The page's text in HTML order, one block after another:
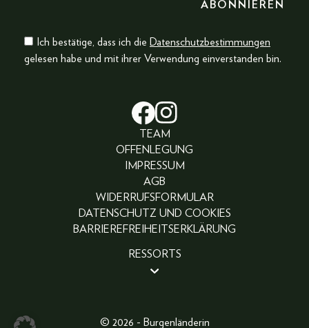
Ich bestätige, dass ich die Datenschutzbestimmungen
gelesen habe und mit ihrer Verwendung einverstanden bin.
TEAM
OFFENLEGUNG
IMPRESSUM
AGB
WIDERRUFSFORMULAR
DATENSCHUTZ UND COOKIES
BARRIEREFREIHEITSERKLÄRUNG
RESSORTS
© 2026 - Burgenländerin